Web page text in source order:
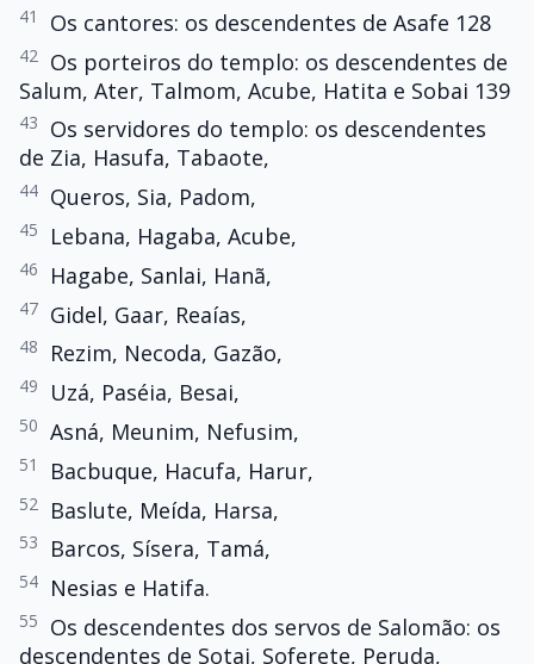
41 Os cantores: os descendentes de Asafe 128
42
Os porteiros do templo: os descendentes de
Salum, Ater, Talmom, Acube, Hatita e Sobai 139
43
Os servidores do templo: os descendentes
de Zia, Hasufa, Tabaote,
44 Queros, Sia, Padom,
45 Lebana, Hagaba, Acube,
46 Hagabe, Sanlai, Hanã,
47 Gidel, Gaar, Reaías,
48 Rezim, Necoda, Gazão,
49 Uzá, Paséia, Besai,
50 Asná, Meunim, Nefusim,
51 Bacbuque, Hacufa, Harur,
52 Baslute, Meída, Harsa,
53 Barcos, Sísera, Tamá,
54 Nesias e Hatifa.
55
Os descendentes dos servos de Salomão: os
descendentes de Sotai, Soferete, Peruda,